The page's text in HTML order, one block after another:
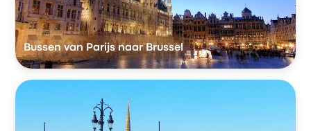
Bussen van Parijs naar Brussel